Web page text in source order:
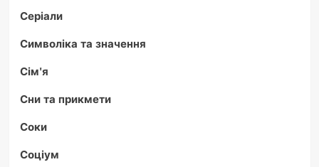
Серіали
Символіка та значення
Сім'я
Сни та прикмети
Соки
Соціум